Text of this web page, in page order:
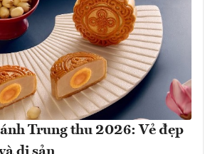
Trung thu 2026: Vẻ đẹp